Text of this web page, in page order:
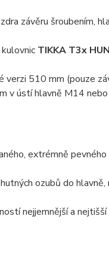
závěru šroubením,
TIKKA T3x
verzi 510 mm (pouze
v ústí hlavně M14
extrémně
ozubů do
nejjemnější a nejtišší